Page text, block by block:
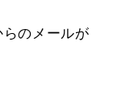
のメールが